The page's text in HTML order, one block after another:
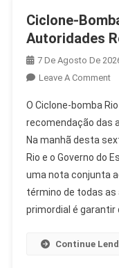
Ciclone-
Autoridades
7 De Agosto De
Leave A CommentOn
O Ciclone-bomba
recomendação das
Na manhã desta
Rio e o Governo do
uma nota conjunta
término de todas as
primordial é garantir
Continue